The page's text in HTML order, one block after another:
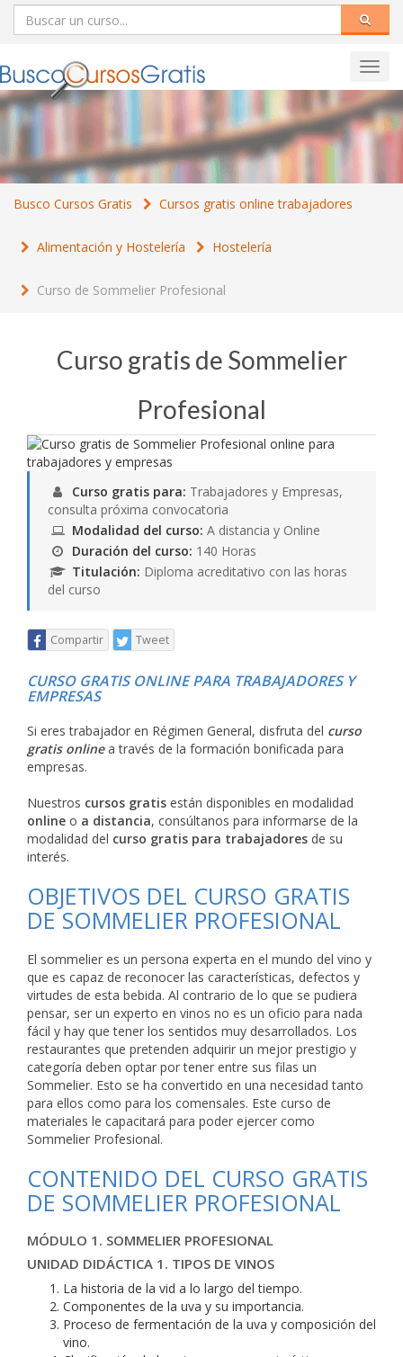
Busco Cursos Gratis Cursos gratis online trabajadores
Alimentación y Hostelería Hostelería
Curso de Sommelier Profesional
Curso gratis de Sommelier
Profesional
Curso gratis para: Trabajadores y Empresas,
consulta próxima convocatoria
Modalidad del curso: A distancia y Online
Duración del curso: 140 Horas
Titulación: Diploma acreditativo con las horas
del curso
Compartir Tweet
CURSO GRATIS ONLINE PARA TRABAJADORES Y
EMPRESAS
Si eres trabajador en Régimen General, disfruta del curso
gratis onlinea través de la formación bonificada para
empresas.
Nuestros cursos gratis están disponibles en modalidad
online o a distancia, consúltanos para informarse de la
modalidad del curso gratis para trabajadores de su
interés.
OBJETIVOS DEL CURSO GRATIS
DE SOMMELIER PROFESIONAL
El sommelier es un persona experta en el mundo del vino y
que es capaz de reconocer las características, defectos y
virtudes de esta bebida. Al contrario de lo que se pudiera
pensar, ser un experto en vinos no es un oficio para nada
fácil y hay que tener los sentidos muy desarrollados. Los
restaurantes que pretenden adquirir un mejor prestigio y
categoría deben optar por tener entre sus filas un
Sommelier. Esto se ha convertido en una necesidad tanto
para ellos como para los comensales. Este curso de
materiales le capacitará para poder ejercer como
Sommelier Profesional.
CONTENIDO DEL CURSO GRATIS
DE SOMMELIER PROFESIONAL
MÓDULO 1. SOMMELIER PROFESIONAL
UNIDAD DIDÁCTICA 1. TIPOS DE VINOS
La historia de la vid a lo largo del tiempo.
Componentes de la uva y su importancia.
Proceso de fermentación de la uva y composición del
vino.